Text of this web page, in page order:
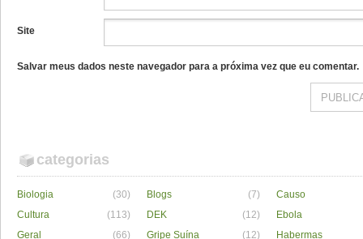
Site
Salvar meus dados neste navegador para a próxima vez que eu comentar.
categorias
Biologia (30) Blogs (7)
Causo
Cultura
(113) DEK (12)
Ebola
Geral
(66) Gripe Suína (12) Habermas